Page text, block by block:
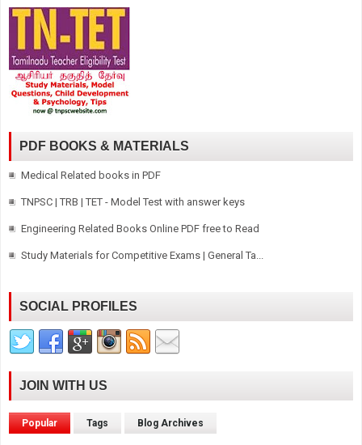
PDF BOOKS & MATERIALS
Medical Related books in PDF
TNPSC | TRB | TET - Model Test with answer keys
Engineering Related Books Online PDF free to Read
Study Materials for Competitive Exams | General Ta...
SOCIAL PROFILES
JOIN WITH US
Popular Tags Blog Archives